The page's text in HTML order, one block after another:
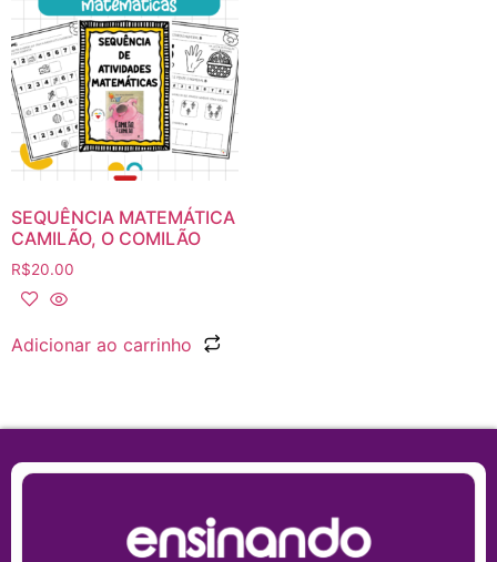
SEQUÊNCIA MATEMÁTICA
CAMILÃO, O COMILÃO
R$20.00
Adicionar ao carrinho